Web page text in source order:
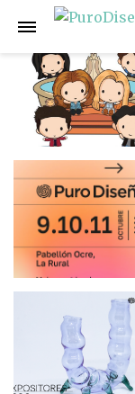
Anterior Siguiente